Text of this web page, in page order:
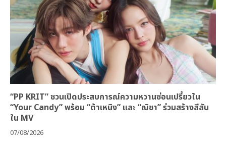
“PP KRIT” ชวนเปิดประสบการณ์ความหวานซ่อนเปรี้ยวใน
“Your Candy” พร้อม “ต้าเหนิง” และ “ณิชา” ร่วมสร้างสีสัน
ใน MV
07/08/2026